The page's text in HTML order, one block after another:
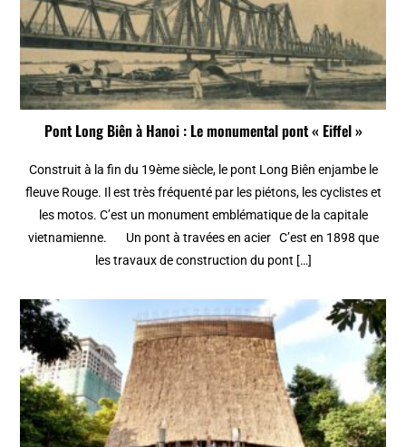
Pont Long Biên à Hanoi : Le monumental pont « Eiffel »
Construit à la fin du 19ème siècle, le pont Long Biên enjambe le
fleuve Rouge. Il est très fréquenté par les piétons, les cyclistes et
les motos. C’est un monument emblématique de la capitale
vietnamienne. Un pont à travées en acier C’est en 1898 que
les travaux de construction du pont […]